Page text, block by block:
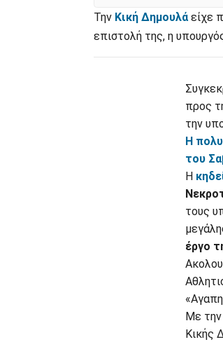
Την Κική Δημουλάείχε
επιστολή της, η
προς
την
Η
του
Η
τους
έργο
Με την
Κικής